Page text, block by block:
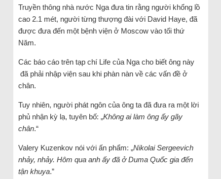
Truyền thông nhà nước Nga đưa tin rằng người khổng lồ
cao 2.1 mét, người từng thượng đài với David Haye, đã
được đưa đến một bệnh viện ở Moscow vào tối thứ
Năm.
Các báo cáo trên tạp chí Life của Nga cho biết ông này
đã phải nhập viện sau khi phàn nàn về các vấn đề ở
chân.
Tuy nhiên, người phát ngôn của ông ta đã đưa ra một lời
phủ nhận kỳ lạ, tuyên bố: „Không ai làm ông ấy gãy
chân.“
Valery Kuzenkov nói với ấn phẩm: „Nikolai Sergeevich
nhảy, nhảy. Hôm qua anh ấy đã ở Duma Quốc gia đến
tận khuya.”